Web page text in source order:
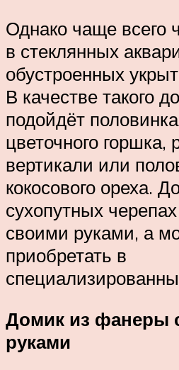
Однако чаще всего
в стеклянных
обустроенных
В качестве такого
подойдёт
цветочного горшка,
вертикали или
кокосового ореха.
сухопутных
своими руками, а
приобретать в
Домик из фанеры
руками